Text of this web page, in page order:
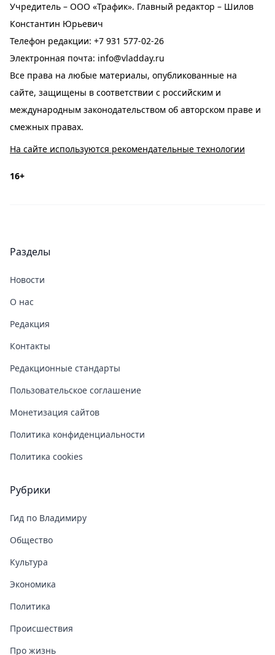
Учредитель – ООО «Трафик». Главный редактор – Шилов
Константин Юрьевич
Телефон редакции: +7 931 577-02-26
Электронная почта: info@vladday.ru
Все права на любые материалы, опубликованные на
сайте, защищены в соответствии с российским и
международным законодательством об авторском праве и
смежных правах.
На сайте используются рекомендательные технологии
16+
Разделы
Новости
О нас
Редакция
Контакты
Редакционные стандарты
Пользовательское соглашение
Монетизация сайтов
Политика конфиденциальности
Политика cookies
Рубрики
Гид по Владимиру
Общество
Культура
Экономика
Политика
Происшествия
Про жизнь